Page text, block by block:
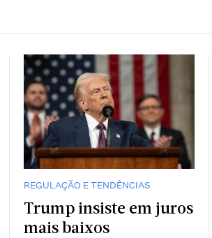
REGULAÇÃO E TENDÊNCIAS
Trump insiste em juros
mais baixos